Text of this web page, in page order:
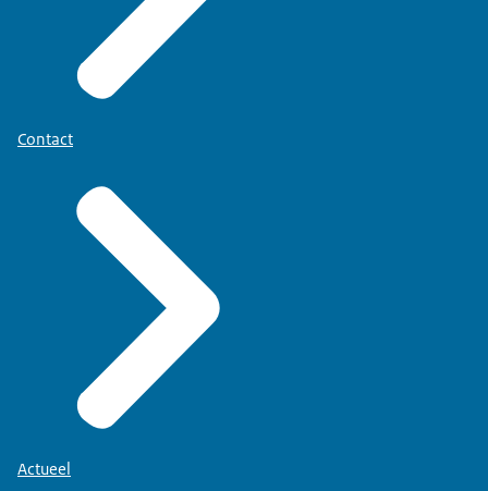
Contact
Actueel